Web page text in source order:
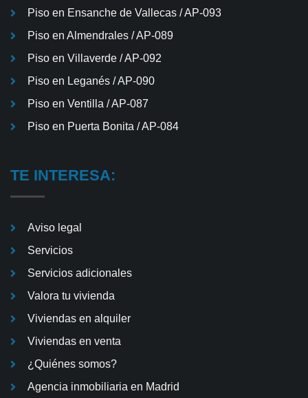
Piso en Ensanche de Vallecas / AP-093
Piso en Almendrales / AP-089
Piso en Villaverde / AP-092
Piso en Leganés / AP-090
Piso en Ventilla / AP-087
Piso en Puerta Bonita / AP-084
TE INTERESA:
Aviso legal
Servicios
Servicios adicionales
Valora tu vivienda
Viviendas en alquiler
Viviendas en venta
¿Quiénes somos?
Agencia inmobiliaria en Madrid